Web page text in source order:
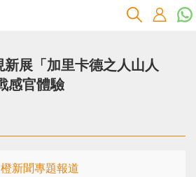
展「加里卡德之人山人
感官體驗
新聞專題報道